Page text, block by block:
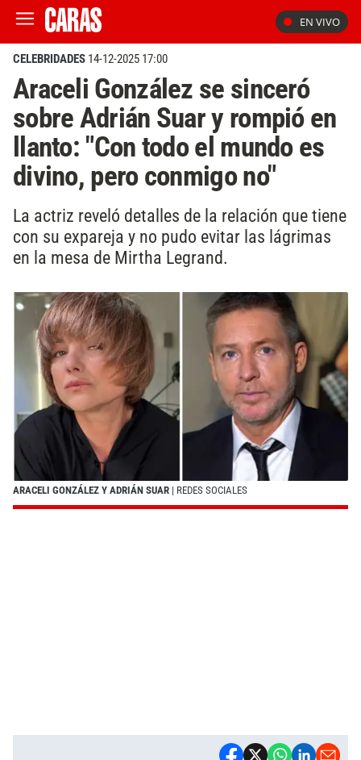
EN VIVO
CELEBRIDADES 14-12-2025 17:00
Araceli González se sinceró
sobre Adrián Suar y rompió en
llanto: "Con todo el mundo es
divino, pero conmigo no"
La actriz reveló detalles de la relación que tiene
con su expareja y no pudo evitar las lágrimas
en la mesa de Mirtha Legrand.
ARACELI GONZÁLEZ Y ADRIÁN SUAR | REDES SOCIALES